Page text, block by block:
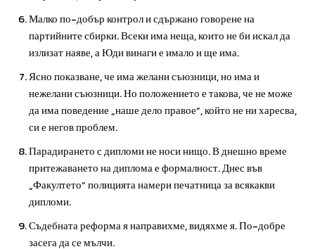
Малко по-добър контрол и сдържано говорене на
партийните сбирки. Всеки има неща, които не би искал да
излизат наяве, а Юди винаги е имало и ще има.
Ясно показване, че има желани съюзници, но има и
нежелани съюзници. Но положението е такова, че не може
да има поведение „наше дело правое“, който не ни харесва,
си е негов проблем.
Парадирането с дипломи не носи нищо. В днешно време
притежаването на диплома е формалност. Днес във
„Факултето“ полицията намери печатница за всякакви
дипломи.
Съдебната реформа я направихме, видяхме я. По-добре
засега да се мълчи.